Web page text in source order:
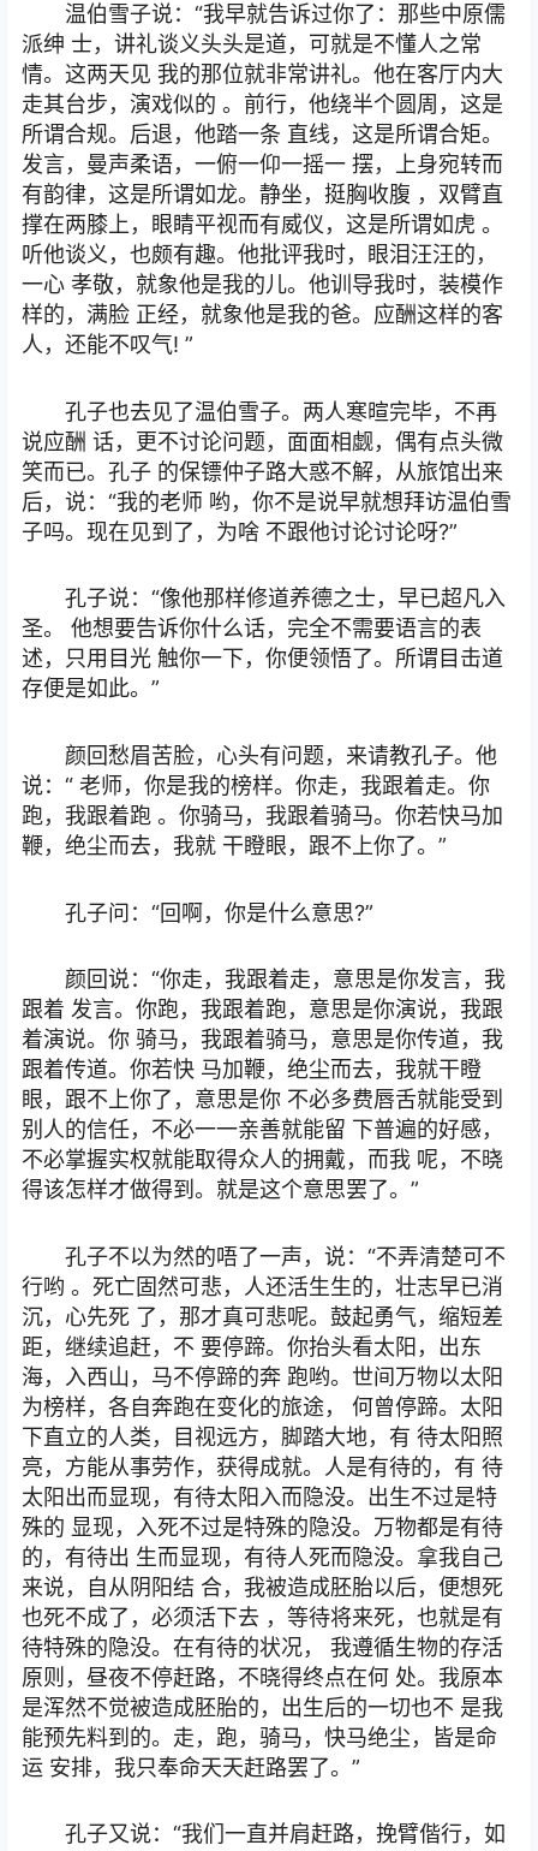
温伯雪子说：“我早就告诉过你了：那些中原儒
派绅 士，讲礼谈义头头是道，可就是不懂人之常
情。这两天见 我的那位就非常讲礼。他在客厅内大
走其台步，演戏似的 。前行，他绕半个圆周，这是
所谓合规。后退，他踏一条 直线，这是所谓合矩。
发言，曼声柔语，一俯一仰一摇一 摆，上身宛转而
有韵律，这是所谓如龙。静坐，挺胸收腹 ，双臂直
撑在两膝上，眼睛平视而有威仪，这是所谓如虎 。
听他谈义，也颇有趣。他批评我时，眼泪汪汪的，
一心 孝敬，就象他是我的儿。他训导我时，装模作
样的，满脸 正经，就象他是我的爸。应酬这样的客
人，还能不叹气! ”
孔子也去见了温伯雪子。两人寒暄完毕，不再
说应酬 话，更不讨论问题，面面相觑，偶有点头微
笑而已。孔子 的保镖仲子路大惑不解，从旅馆出来
后，说：“我的老师 哟，你不是说早就想拜访温伯雪
子吗。现在见到了，为啥 不跟他讨论讨论呀?”
孔子说：“像他那样修道养德之士，早已超凡入
圣。 他想要告诉你什么话，完全不需要语言的表
述，只用目光 触你一下，你便领悟了。所谓目击道
存便是如此。”
颜回愁眉苦脸，心头有问题，来请教孔子。他
说：“ 老师，你是我的榜样。你走，我跟着走。你
跑，我跟着跑 。你骑马，我跟着骑马。你若快马加
鞭，绝尘而去，我就 干瞪眼，跟不上你了。”
孔子问：“回啊，你是什么意思?”
颜回说：“你走，我跟着走，意思是你发言，我
跟着 发言。你跑，我跟着跑，意思是你演说，我跟
着演说。你 骑马，我跟着骑马，意思是你传道，我
跟着传道。你若快 马加鞭，绝尘而去，我就干瞪
眼，跟不上你了，意思是你 不必多费唇舌就能受到
别人的信任，不必一一亲善就能留 下普遍的好感，
不必掌握实权就能取得众人的拥戴，而我 呢，不晓
得该怎样才做得到。就是这个意思罢了。”
孔子不以为然的唔了一声，说：“不弄清楚可不
行哟 。死亡固然可悲，人还活生生的，壮志早已消
沉，心先死 了，那才真可悲呢。鼓起勇气，缩短差
距，继续追赶，不 要停蹄。你抬头看太阳，出东
海，入西山，马不停蹄的奔 跑哟。世间万物以太阳
为榜样，各自奔跑在变化的旅途， 何曾停蹄。太阳
下直立的人类，目视远方，脚踏大地，有 待太阳照
亮，方能从事劳作，获得成就。人是有待的，有 待
太阳出而显现，有待太阳入而隐没。出生不过是特
殊的 显现，入死不过是特殊的隐没。万物都是有待
的，有待出 生而显现，有待人死而隐没。拿我自己
来说，自从阴阳结 合，我被造成胚胎以后，便想死
也死不成了，必须活下去 ，等待将来死，也就是有
待特殊的隐没。在有待的状况， 我遵循生物的存活
原则，昼夜不停赶路，不晓得终点在何 处。我原本
是浑然不觉被造成胚胎的，出生后的一切也不 是我
能预先料到的。走，跑，骑马，快马绝尘，皆是命
运 安排，我只奉命天天赶路罢了。”
孔子又说：“我们一直并肩赶路，挽臂偕行，如